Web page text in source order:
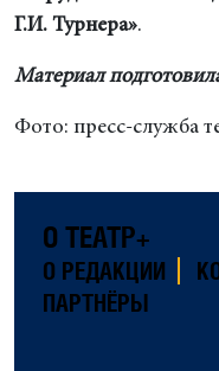
Г.И. Турнера».
Материал
Фото: пресс-служба
О ТЕАТР+
О РЕДАКЦИИ
ПАРТНЁРЫ